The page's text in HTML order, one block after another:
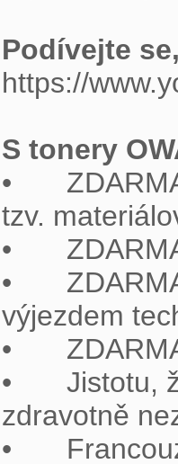
Podívejte
https://
S tonery
•	ZDARMA zapojení do programu odběru vypsaných tonerů včetně získání
tzv.
•	ZDARMA technickou podporu na zákaznické lince 800 157 928.
•	ZDARMA 100% servis v podobě sítě specializovaných firem s operativním
výjezdem
•	ZDARMA širokou marketingovou podporu pro partnery
•	Jistotu, že žádné tonery OWA ARMOR neporušují patenty a jsou
zdravotně
•	Francouzskou kvalitu prověřenou mezinárodními certifikáty.